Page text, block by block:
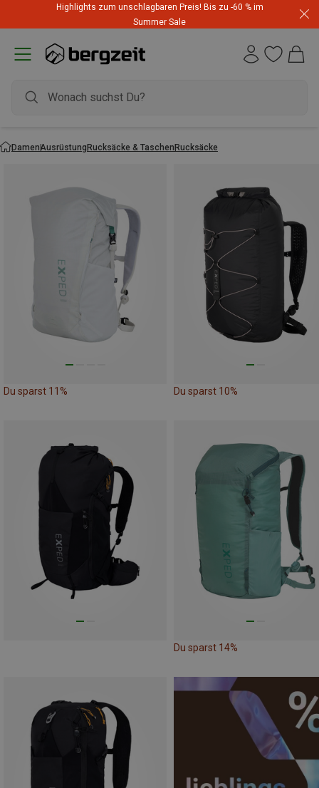
Highlights zum unschlagbaren Preis! Bis zu -60 % im
Summer Sale
DamenAusrüstungRucksäcke & TaschenRucksäcke
Du sparst 11% Du sparst 10%
Du sparst 14%